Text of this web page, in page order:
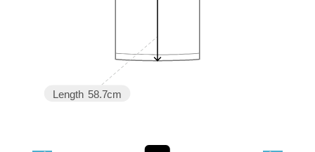
Length 58.7cm